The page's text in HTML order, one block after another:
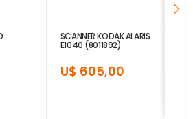
SCANNER KODAK ALARIS
E1040 (8011892)
U$ 605,00